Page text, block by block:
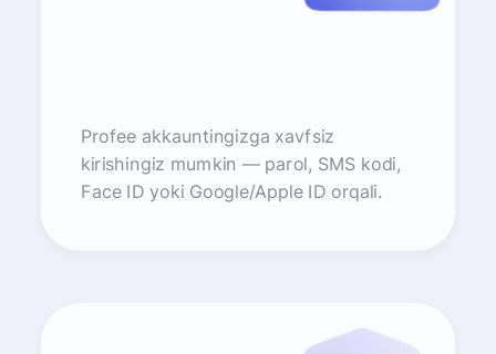
Profee akkauntingizga xavfsiz
kirishingiz mumkin — parol, SMS kodi,
Face ID yoki Google/Apple ID orqali.